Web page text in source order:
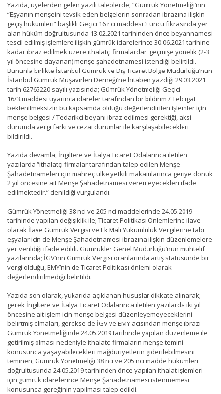
Yazıda, üyelerden gelen yazılı taleplerde; “Gümrük Yönetmeliği’nin
“Eşyanın menşeini tevsik eden belgelerin sonradan ibrazına ilişkin
geçiş hükümleri” başlıklı Geçici 16 ncı maddesi 3 üncü fıkrasında yer
alan hüküm doğrultusunda 13.02.2021 tarihinden önce beyannamesi
tescil edilmiş işlemlere ilişkin gümrük idarelerince 30.06.2021 tarihine
kadar ibraz edilmek üzere ithalatçı firmalardan geçmişe yönelik (2-3
yıl öncesine dayanan) menşe şahadetnamesi istendiği belirtildi.
Bununla birlikte İstanbul Gümrük ve Dış Ticaret Bölge Müdürlüğü’nün
İstanbul Gümrük Müşavirleri Derneği’ne hitaben yazdığı 29.03.2021
tarih 62765220 sayılı yazısında; Gümrük Yönetmeliği Geçici
16/3.maddesi uyarınca idareler tarafından bir bildirim / Tebligat
beklenilmeksizin bu kapsamda olduğu değerlendirilen işlemler için
menşe belgesi / Tedarikçi beyanı ibraz edilmesi gerektiği, aksi
durumda vergi farkı ve cezai durumlar ile karşılaşabilecekleri
bildirildi.
Yazıda devamla, İngiltere ve İtalya Ticaret Odalarınca iletilen
yazılarda “ithalatçı firmalar tarafından talep edilen Menşe
Şahadetnameleri için mahreç ülke yetkili makamlarınca geriye dönük
2 yıl öncesine ait Menşe Şahadetnamesi veremeyecekleri ifade
edilmektedir.” denildiği vurgulandı.
Gümrük Yönetmeliği 38 nci ve 205 nci maddelerinde 24.05.2019
tarihinde yapılan değişiklik ile; Ticaret Politikası Önlemlerine ilave
olarak İlave Gümrük Vergisi ve Ek Mali Yükümlülük Vergilerine tabi
eşyalar için de Menşe Şahadetnamesi ibrazına ilişkin düzenlemelere
yer verildiği ifade edildi. Gümrükler Genel Müdürlüğü’nün muhtelif
yazılarında; İGV’nin Gümrük Vergisi oranlarında artış statüsünde bir
vergi olduğu, EMY’nin de Ticaret Politikası önlemi olarak
değerlendirilmediği belirtildi.
Yazıda son olarak, yukarıda açıklanan hususlar dikkate alınarak;
gerek İngiltere ve İtalya Ticaret Odalarınca iletilen yazılarda iki yıl
öncesine ait işlem için menşe belgesi düzenleyemeyeceklerini
belirtmiş olmaları, gerekse de İGV ve EMY açısından menşe ibrazı
Gümrük Yönetmeliğinde 24.05.2019 tarihinde yapılan düzenleme ile
getirilmiş olması nedeniyle ithalatçı firmaların menşe temini
konusunda yaşayabilecekleri mağduriyetlerin giderilebilmesini
teminen, Gümrük Yönetmeliği 38 nci ve 205 nci madde hükümleri
doğrultusunda 24.05.2019 tarihinden önce yapılan ithalat işlemleri
için gümrük idarelerince Menşe Şahadetnamesi istenmemesi
konusunda gereğinin yapılması talep edildi.